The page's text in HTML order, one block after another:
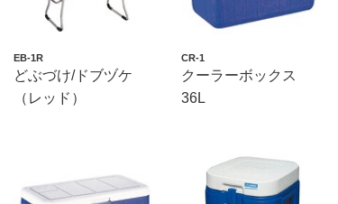
EB-1R
どぶづけ/ドブヅケ
（レッド）
CR-1
クーラーボックス
36L